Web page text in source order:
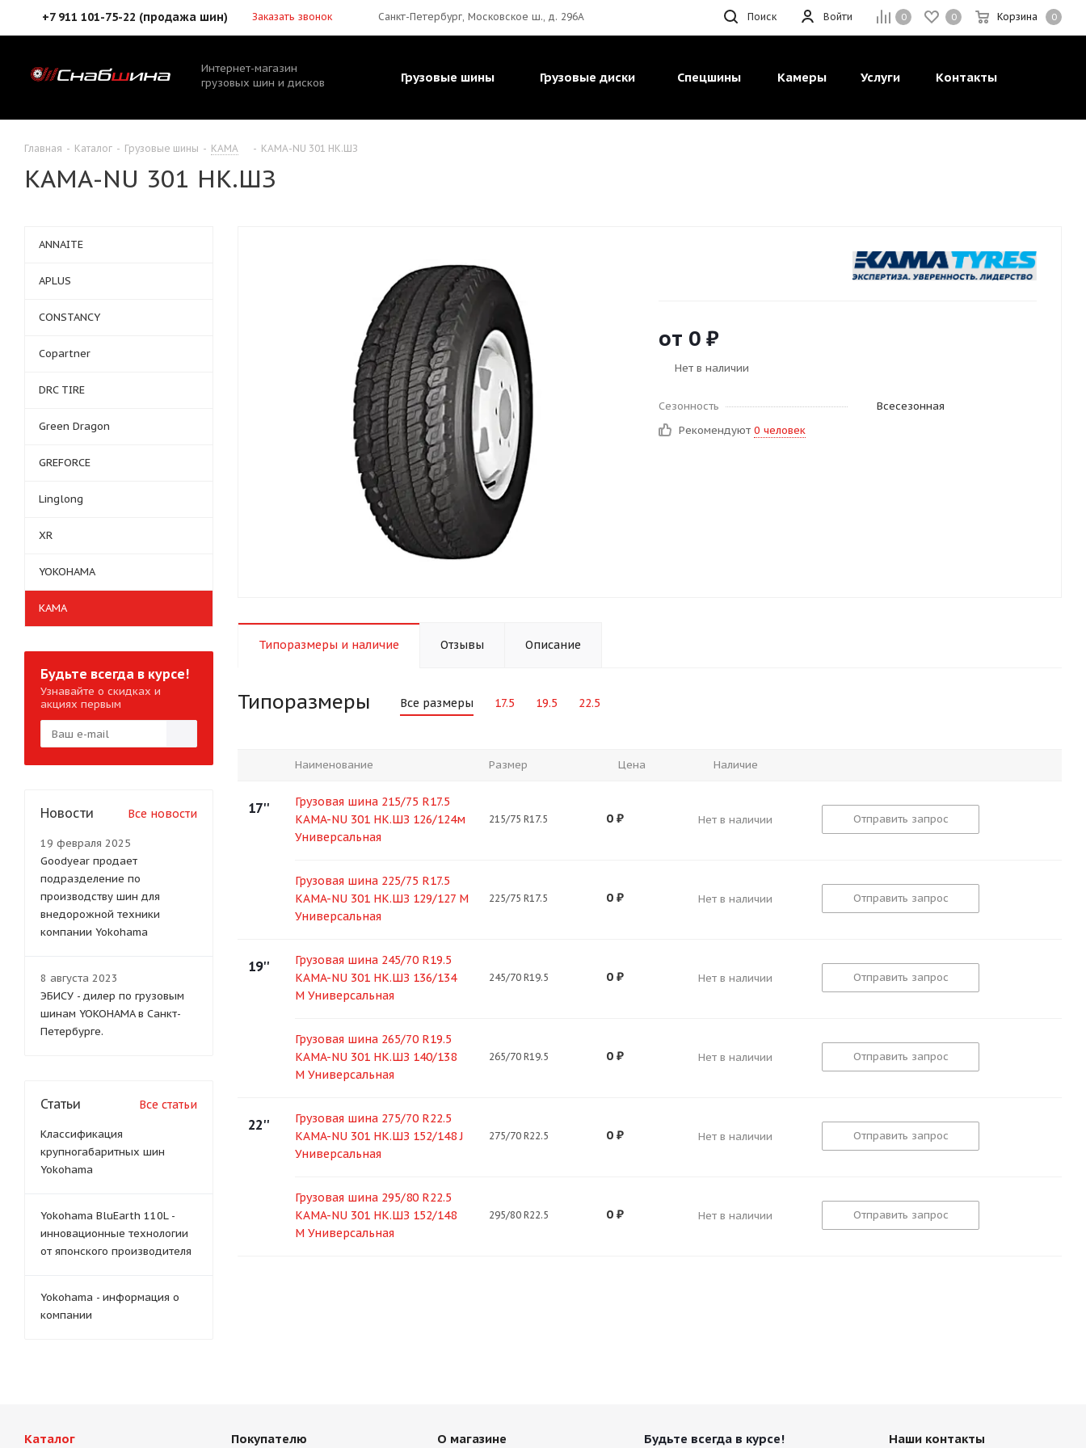
+7 911 101-75-22 (продажа шин) Заказать звонок 0 0 Корзина 0
Войти
Санкт-Петербург, Московское ш., д. 296А Поиск
Интернет-магазин
грузовых шин и дисков
Грузовые шины Грузовые диски Спецшины Камеры Услуги Контакты
Главная - Каталог - Грузовые шины - КАМА - КАМА-NU 301 НК.ШЗ
КАМА-NU 301 НК.ШЗ
от 0 ₽
Нет в наличии
Сезонность
Всесезонная
Рекомендуют 0 человек
Типоразмеры и наличие Отзывы Описание
Типоразмеры Все размеры 17.5 19.5 22.5
Наименование Размер Цена Наличие
17''
Грузовая шина 215/75 R17.5
KAMA-NU 301 НК.ШЗ 126/124м
Универсальная
215/75 R17.5 0 ₽ Нет в наличии Отправить запрос
Грузовая шина 225/75 R17.5
KAMA-NU 301 НК.ШЗ 129/127 M
Универсальная
225/75 R17.5 0 ₽ Нет в наличии Отправить запрос
19''
Грузовая шина 245/70 R19.5
KAMA-NU 301 НК.ШЗ 136/134
M Универсальная
245/70 R19.5 0 ₽ Нет в наличии Отправить запрос
Грузовая шина 265/70 R19.5
KAMA-NU 301 НК.ШЗ 140/138
M Универсальная
265/70 R19.5 0 ₽ Нет в наличии Отправить запрос
22''
Грузовая шина 275/70 R22.5
KAMA-NU 301 НК.ШЗ 152/148 J
Универсальная
275/70 R22.5 0 ₽ Нет в наличии Отправить запрос
Грузовая шина 295/80 R22.5
KAMA-NU 301 НК.ШЗ 152/148
M Универсальная
295/80 R22.5 0 ₽ Нет в наличии Отправить запрос
ANNAITE
APLUS
CONSTANCY
Copartner
DRC TIRE
Green Dragon
GREFORCE
Linglong
XR
YOKOHAMA
КАМА
Будьте всегда в курсе!
Узнавайте о скидках и
акциях первым
Новости Все новости
19 февраля 2025
Goodyear продает
подразделение по
производству шин для
внедорожной техники
компании Yokohama
8 августа 2023
ЭБИСУ - дилер по грузовым
шинам YOKOHAMA в Санкт-
Петербурге.
Статьи Все статьи
Классификация
крупногабаритных шин
Yokohama
Yokohama BluEarth 110L -
инновационные технологии
от японского производителя
Yokohama - информация о
компании
Каталог Покупателю О магазине Будьте всегда в курсе! Наши контакты